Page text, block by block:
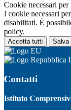
Cookie necessari
I cookie necessari
disabilitati. È
policy.
Accetta tutti Salva
Contatti
Istituto